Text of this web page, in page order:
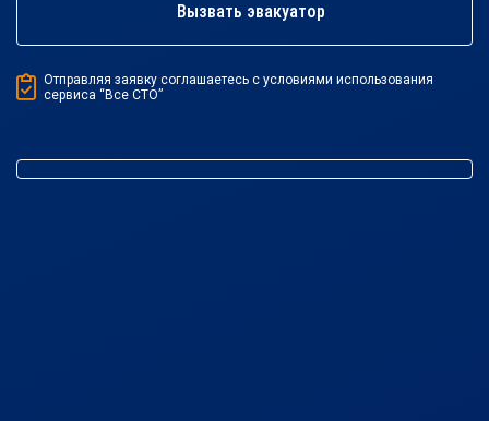
Вызвать эвакуатор
Отправляя заявку соглашаетесь с условиями использования
сервиса “Все СТО”